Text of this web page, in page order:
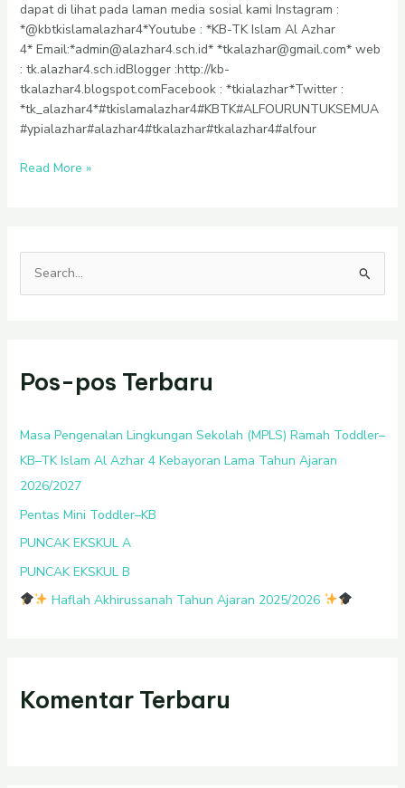
dapat di lihat pada laman media sosial kami Instagram :
*@kbtkislamalazhar4*Youtube : *KB-TK Islam Al Azhar
4* Email:*admin@alazhar4.sch.id* *tkalazhar@gmail.com* web
: tk.alazhar4.sch.idBlogger :http://kb-
tkalazhar4.blogspot.comFacebook : *tkialazhar*Twitter :
*tk_alazhar4*#tkislamalazhar4#KBTK#ALFOURUNTUKSEMUA
#ypialazhar#alazhar4#tkalazhar#tkalazhar4#alfour
Read More »
u
t
u
k
Pos-pos Terbaru
Masa Pengenalan Lingkungan Sekolah (MPLS) Ramah Toddler–
KB–TK Islam Al Azhar 4 Kebayoran Lama Tahun Ajaran
2026/2027
Pentas Mini Toddler–KB
PUNCAK EKSKUL A
PUNCAK EKSKUL B
Haflah Akhirussanah Tahun Ajaran 2025/2026
Komentar Terbaru